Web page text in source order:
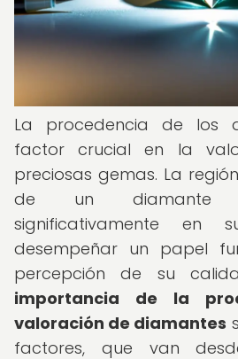
La procedencia de los
factor crucial en la
preciosas gemas. La
de un diamante
significativamente en
desempeñar un papel
percepción de su
importancia de la
valoración de diamantes
factores, que van